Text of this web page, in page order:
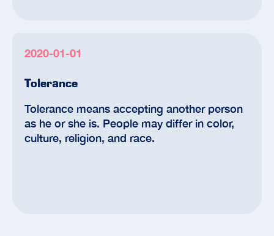
2020-01-01
Tolerance
Tolerance means accepting another person
as he or she is. People may differ in color,
culture, religion, and race.